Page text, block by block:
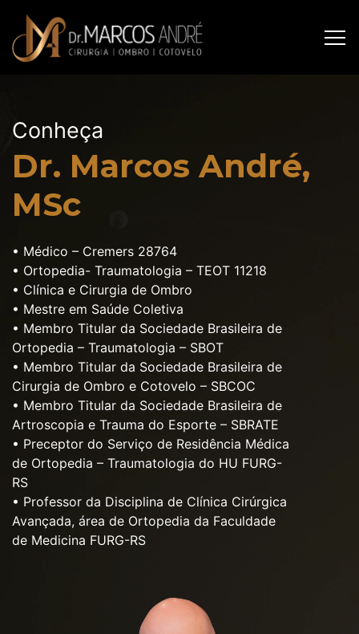
Conheça
Dr. Marcos André,
MSc
• Médico – Cremers 28764
• Ortopedia- Traumatologia – TEOT 11218
• Clínica e Cirurgia de Ombro
• Mestre em Saúde Coletiva
• Membro Titular da Sociedade Brasileira de
Ortopedia – Traumatologia – SBOT
• Membro Titular da Sociedade Brasileira de
Cirurgia de Ombro e Cotovelo – SBCOC
• Membro Titular da Sociedade Brasileira de
Artroscopia e Trauma do Esporte – SBRATE
• Preceptor do Serviço de Residência Médica
de Ortopedia – Traumatologia do HU FURG-
RS
• Professor da Disciplina de Clínica Cirúrgica
Avançada, área de Ortopedia da Faculdade
de Medicina FURG-RS